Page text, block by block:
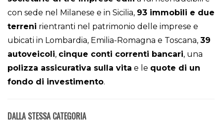
con sede nel Milanese e in Sicilia, 93 immobili e due
terreni rientranti nel patrimonio delle imprese e
ubicati in Lombardia, Emilia-Romagna e Toscana, 39
autoveicoli, cinque conti correnti bancari, una
polizza assicurativa sulla vita e le quote di un
fondo di investimento.
DALLA STESSA CATEGORIA